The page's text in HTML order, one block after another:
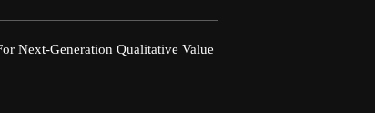
Next-Generation Qualitative Value